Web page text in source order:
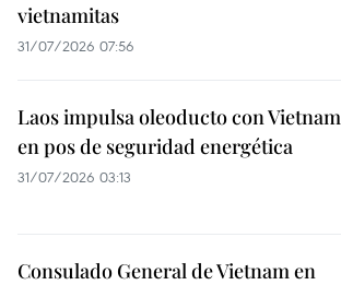
vietnamitas
31/07/2026 07:56
Laos impulsa oleoducto con Vietnam
en pos de seguridad energética
31/07/2026 03:13
Consulado General de Vietnam en